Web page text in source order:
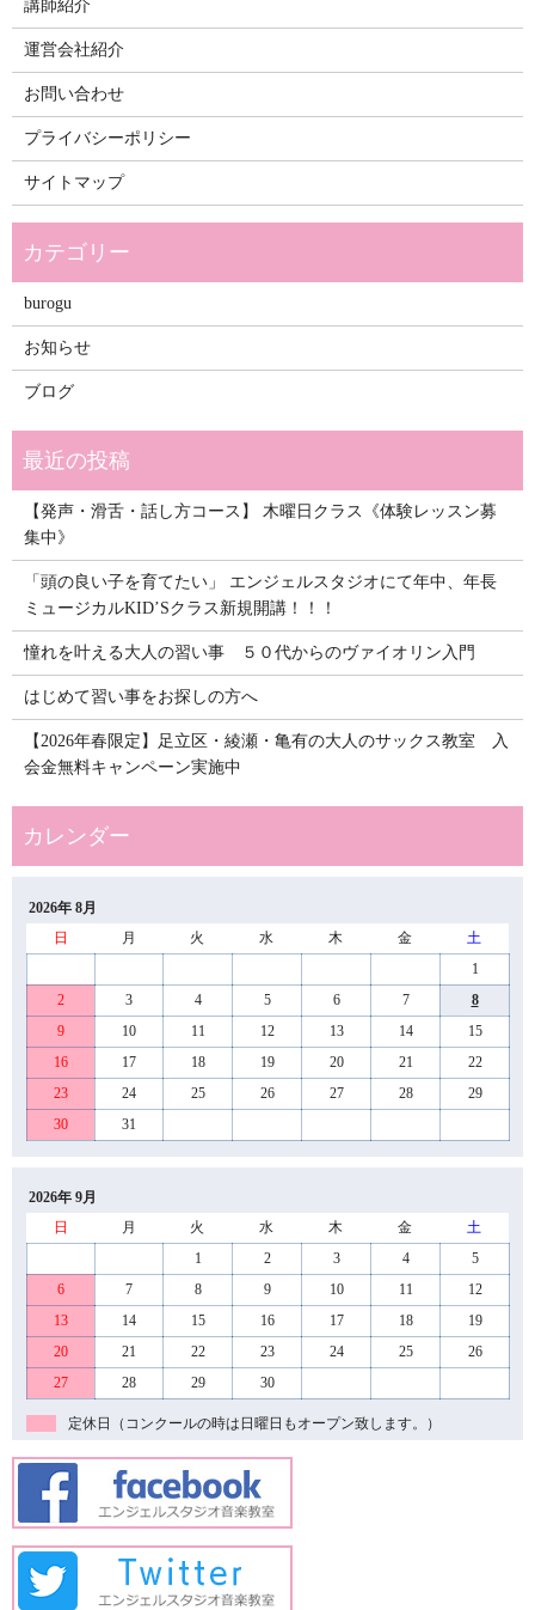
講師紹介
運営会社紹介
お問い合わせ
プライバシーポリシー
サイトマップ
burogu
お知らせ
ブログ
【発声・滑舌・話し方コース】 木曜日クラス《体験レッスン募
集中》
「頭の良い子を育てたい」 エンジェルスタジオにて年中、年長
ミュージカルKID’Sクラス新規開講！！！
憧れを叶える大人の習い事 ５０代からのヴァイオリン入門
はじめて習い事をお探しの方へ
【2026年春限定】足立区・綾瀬・亀有の大人のサックス教室 入
会金無料キャンペーン実施中
2026年 8月
日
月 火 水 木 金
土
1
2
3 4 5 6 7
8
9
10 11 12 13 14
15
16
17 18 19 20 21
22
23
24 25 26 27 28
29
30
31
2026年 9月
日
月 火 水 木 金
土
1
2 3 4
5
6
7 8 9 10 11
12
13
14 15 16 17 18
19
20
21 22 23 24 25
26
27
28 29 30
定休日（コンクールの時は日曜日もオープン致します。）